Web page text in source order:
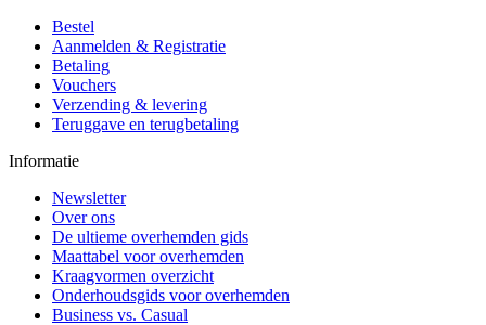
Bestel
Aanmelden & Registratie
Betaling
Vouchers
Verzending & levering
Teruggave en terugbetaling
Informatie
Newsletter
Over ons
De ultieme overhemden gids
Maattabel voor overhemden
Kraagvormen overzicht
Onderhoudsgids voor overhemden
Business vs. Casual